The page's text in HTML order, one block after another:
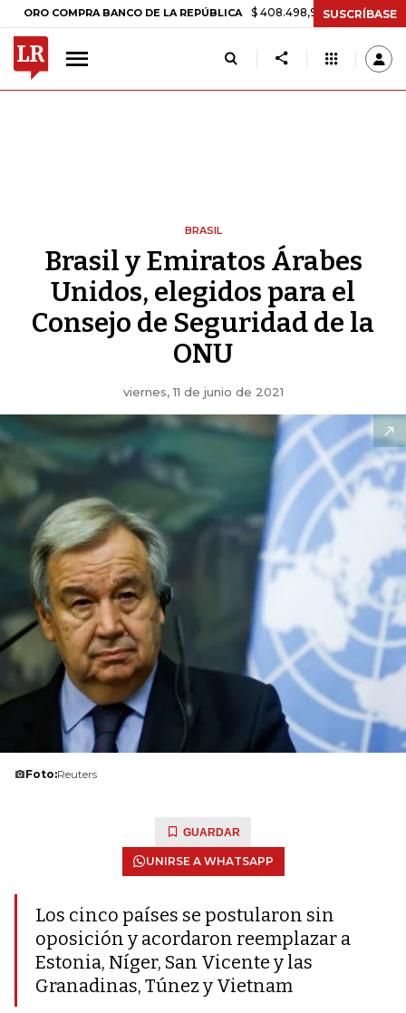
BANCO DE LA REPÚBLICA $ 408.498,97 +$ 8.753,81 +2,19%
SUSCRÍBASE
BRASIL
Brasil y Emiratos Árabes
Unidos, elegidos para el
Consejo de Seguridad de la
ONU
viernes, 11 de junio de 2021
Foto:Reuters
GUARDAR
UNIRSE A WHATSAPP
Los cinco países se postularon sin
oposición y acordaron reemplazar a
Estonia, Níger, San Vicente y las
Granadinas, Túnez y Vietnam